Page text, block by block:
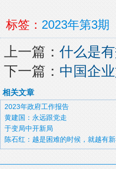
标签： 2023年第3期
上一篇： 什么是
下一篇： 中国企
相关文章
2023年政府工作报告
黄建国：永远跟党走
于变局中开新局
陈石红：越是困难的时候，就越有